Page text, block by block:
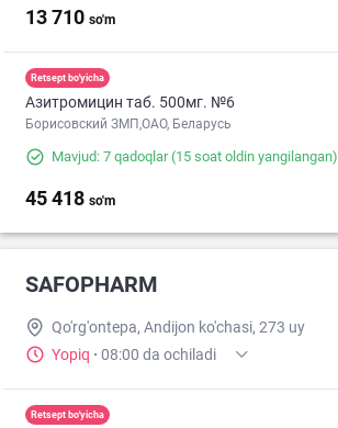
13 710 so'm
Retsept bo'yicha
Азитромицин таб. 500мг. №6
Борисовский ЗМП,ОАО, Беларусь
Mavjud: 7 qadoqlar(15 soat oldin yangilangan)
45 418 so'm
SAFOPHARM
Qo'rg'ontepa, Andijon ko'chasi, 273 uy
Yopiq · 08:00 da ochiladi
Retsept bo'yicha